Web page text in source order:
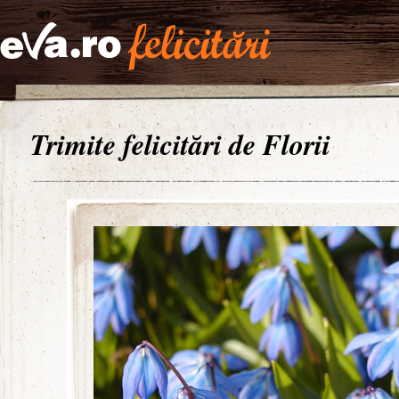
Trimite felicitări de Florii